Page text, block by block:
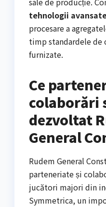
tehnologii
procesare a
timp standardele
furnizate.
Ce
colaborări
dezvoltat
General
Rudem General
parteneriate și
jucători majori din
Symmetrica, un